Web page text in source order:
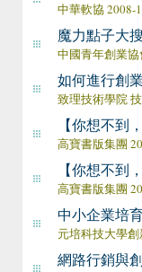
中華軟協 2008-
魔力點子大
中國青年創業協
如何進行創
致理技術學院
【你想不到
高寶書版集團
【你想不到
高寶書版集團
中小企業培
元培科技大學
網路行銷與